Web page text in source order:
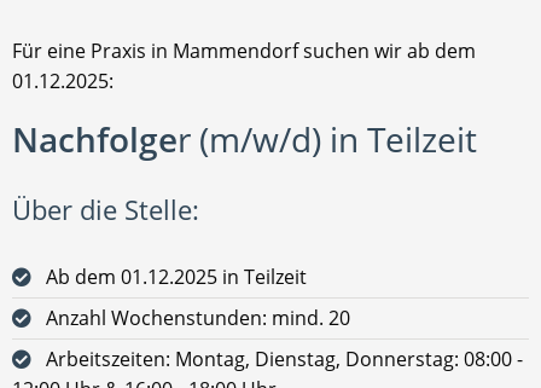
Für eine Praxis in Mammendorf suchen wir ab dem
01.12.2025:
Nachfolger (m/w/d) in Teilzeit
Über die Stelle:
Ab dem 01.12.2025 in Teilzeit
Anzahl Wochenstunden: mind. 20
Arbeitszeiten: Montag, Dienstag, Donnerstag: 08:00 -